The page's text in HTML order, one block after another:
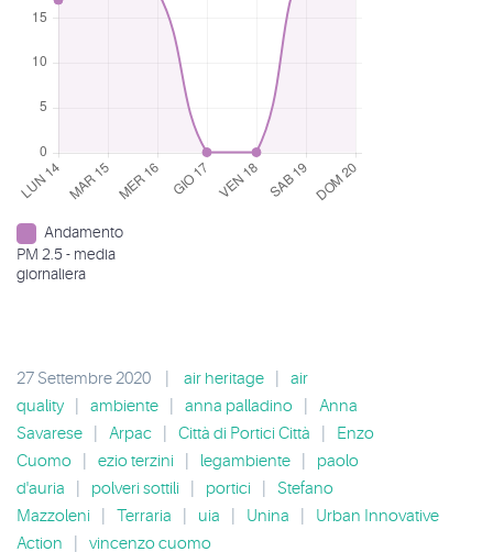
Andamento
PM 2.5 - media
giornaliera
27 Settembre 2020 air heritage
air
quality
ambiente anna palladino
Anna
Savarese
Arpac Città di Portici Città
Enzo
Cuomo
ezio terzini legambiente
paolo
d'auria
polveri sottili portici
Stefano
Mazzoleni
Terraria uia Unina
Urban Innovative
Action
vincenzo cuomo